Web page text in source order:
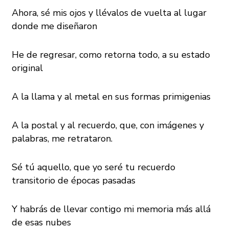
Ahora, sé mis ojos y llévalos de vuelta al lugar
donde me diseñaron
He de regresar, como retorna todo, a su estado
original
A la llama y al metal en sus formas primigenias
A la postal y al recuerdo, que, con imágenes y
palabras, me retrataron.
Sé tú aquello, que yo seré tu recuerdo
transitorio de épocas pasadas
Y habrás de llevar contigo mi memoria más allá
de esas nubes